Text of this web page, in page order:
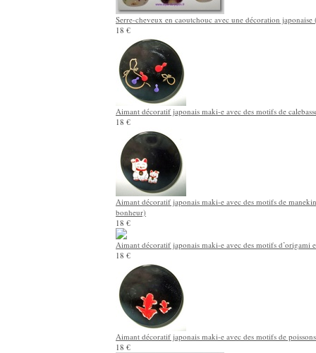
Serre-cheveux en caoutchouc avec une décoration
18 €
Aimant décoratif japonais maki-e avec des motifs de
18 €
Aimant décoratif japonais maki-e avec des motifs de
bonheur)
18 €
Aimant décoratif japonais maki-e avec des motifs d’origami
18 €
Aimant décoratif japonais maki-e avec des motifs de
18 €